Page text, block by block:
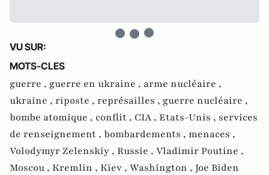
VU SUR:
MOTS-CLES
guerre , guerre en ukraine , arme nucléaire ,
ukraine , riposte , représailles , guerre nucléaire ,
bombe atomique , conflit , CIA , Etats-Unis , services
de renseignement , bombardements , menaces ,
Volodymyr Zelenskiy , Russie , Vladimir Poutine ,
Moscou , Kremlin , Kiev , Washington , Joe Biden